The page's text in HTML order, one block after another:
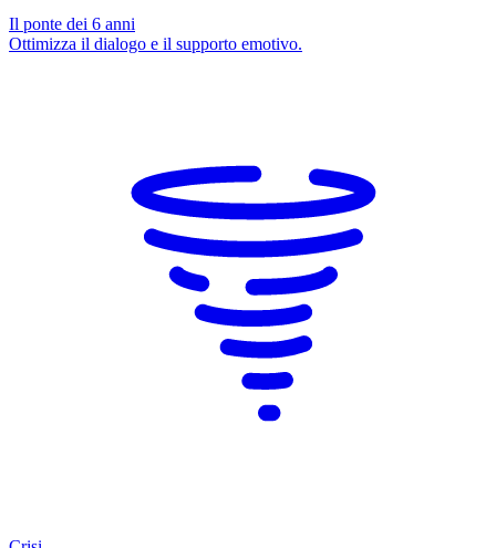
Il ponte dei 6 anni
Ottimizza il dialogo e il supporto emotivo.